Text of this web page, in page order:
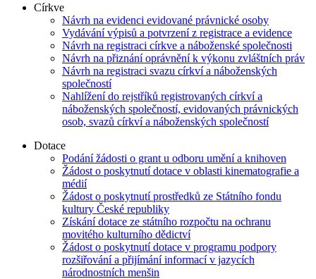
Církve
Návrh na evidenci evidované právnické osoby
Vydávání výpisů a potvrzení z registrace a evidence
Návrh na registraci církve a náboženské společnosti
Návrh na přiznání oprávnění k výkonu zvláštních práv
Návrh na registraci svazu církví a náboženských
společností
Nahlížení do rejstříků registrovaných církví a
náboženských společností, evidovaných právnických
osob, svazů církví a náboženských společností
Dotace
Podání žádosti o grant u odboru umění a knihoven
Žádost o poskytnutí dotace v oblasti kinematografie a
médií
Žádost o poskytnutí prostředků ze Státního fondu
kultury České republiky
Získání dotace ze státního rozpočtu na ochranu
movitého kulturního dědictví
Žádost o poskytnutí dotace v programu podpory
rozšiřování a přijímání informací v jazycích
národnostních menšin